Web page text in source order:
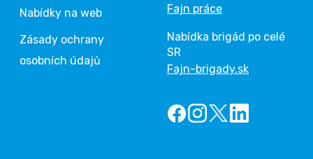
Nabídky na web
Zásady ochrany
osobních údajů
Fajn práce
Nabídka brigád po celé
SR
Fajn-brigady.sk